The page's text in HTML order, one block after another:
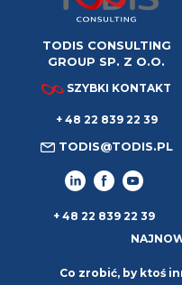
TODIS CONSULTING
GROUP SP. Z O.O.
SZYBKI KONTAKT
+ 48 22 839 22 39
TODIS@TODIS.PL
+ 48 22 839 22 39
Co zrobić, by ktoś